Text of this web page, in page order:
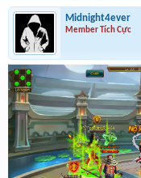
Midnight4ever
Member Tích Cực